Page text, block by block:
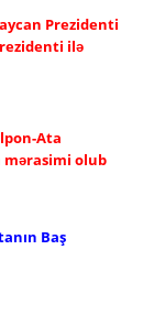
Prezidenti
ilə
Ata
mərasimi olub
Baş